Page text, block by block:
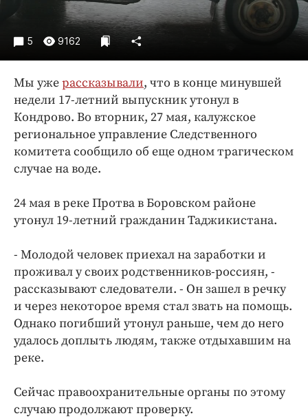
Блоги
Издания
Медиаперсона
Интересное чтиво
Клиника года
Бренд года
Работодатель года
5 9162
Мы ужерассказывали, что в конце минувшей
недели 17-летний выпускник утонул в
Кондрово. Во вторник, 27 мая, калужское
региональное управление Следственного
комитета сообщило об еще одном трагическом
случае на воде.
24 мая в реке Протва в Боровском районе
утонул 19-летний гражданин Таджикистана.
- Молодой человек приехал на заработки и
проживал у своих родственников-россиян, -
рассказывают следователи. - Он зашел в речку
и через некоторое время стал звать на помощь.
Однако погибший утонул раньше, чем до него
удалось доплыть людям, также отдыхавшим на
реке.
Сейчас правоохранительные органы по этому
случаю продолжают проверку.